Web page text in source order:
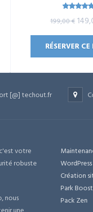
sur 5
199,00€Le
prix
RÉSERVER
[@] techout.fr
votre
robuste
nous
Création
Park
Pack Zen